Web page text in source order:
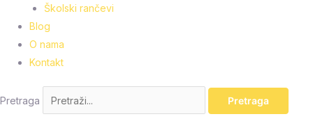
Školski rančevi
Blog
O nama
Kontakt
Pretraga Pretraga